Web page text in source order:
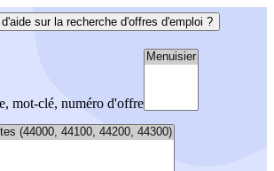
sur la recherche d'offres d'emploi ?
mot-clé, numéro d'offre